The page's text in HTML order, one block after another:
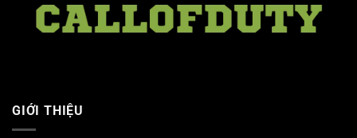
GIỚI THIỆU